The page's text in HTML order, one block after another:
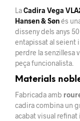
LaCadira Vega
Hansen & Sønés
disseny dels anys
entapissat al seient
perdre la senzillesa
peça funcionalista.
Materials
Fabricada amb
cadira combina un
acabat visual refinat